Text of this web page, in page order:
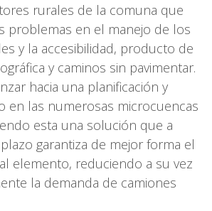
rurales de la comuna que
problemas en el manejo de los
y la accesibilidad, producto de
y caminos sin pavimentar.
hacia una planificación y
en las numerosas microcuencas
esta una solución que a
garantiza de mejor forma el
elemento, reduciendo a su vez
la demanda de camiones